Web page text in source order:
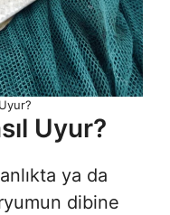
Uyur?
ya da
dibine